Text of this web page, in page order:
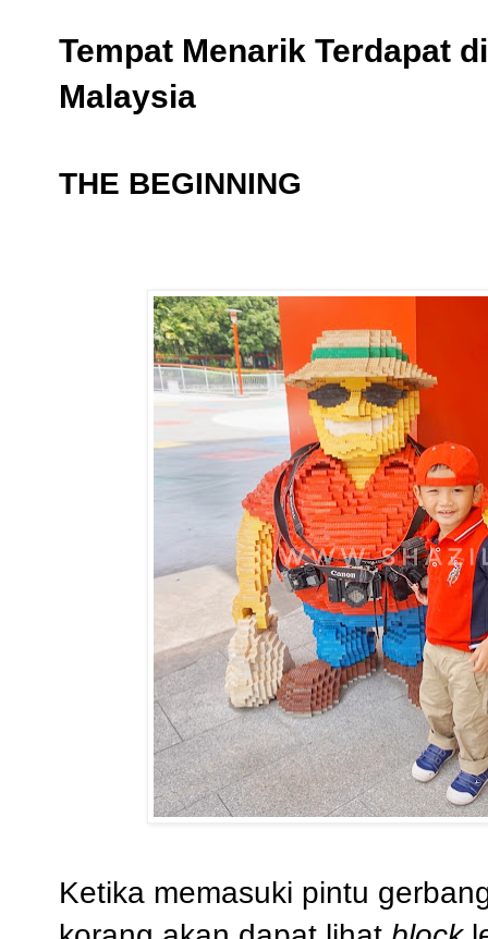
Tempat Menarik Terdapat
Malaysia
THE BEGINNING
Ketika memasuki pintu